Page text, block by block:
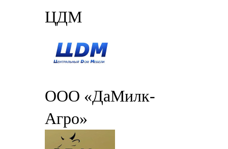
ЦДМ
ООО «ДаМилк-
Агро»